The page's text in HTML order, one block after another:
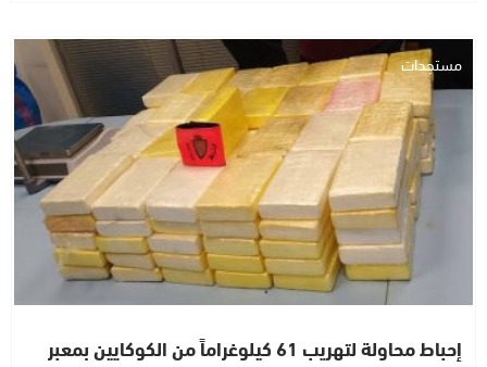
مستجدات
إحباط محاولة لتهريب 61 كيلوغراماً من الكوكايين بمعبر